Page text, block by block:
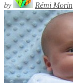
by Rémi Morin